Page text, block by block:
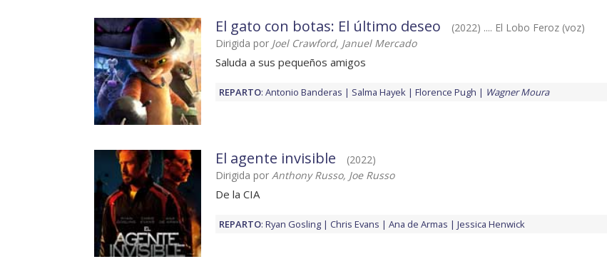
El gato con botas: El último deseo
(2022) .... El Lobo Feroz (voz)
Dirigida por Joel Crawford, Januel Mercado
Saluda a sus pequeños amigos
REPARTO: Antonio Banderas Salma Hayek Florence Pugh Wagner Moura
El agente invisible
(2022)
Dirigida por Anthony Russo, Joe Russo
De la CIA
REPARTO: Ryan Gosling Chris Evans Ana de Armas Jessica Henwick